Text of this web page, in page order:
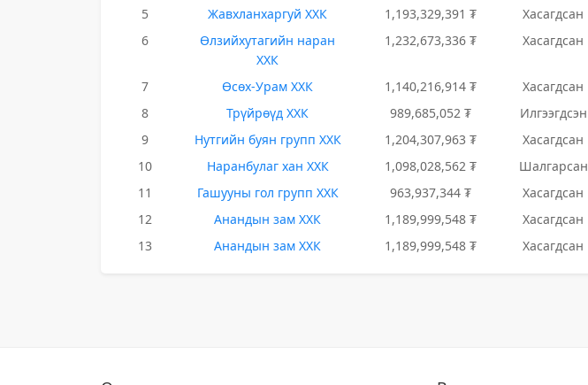
5
Жавхланхаргуй ХХК 1,193,329,391 ₮
Хасагдсан
6
Өлзийхутагийн наран
ХХК
1,232,673,336 ₮ Хасагдсан
7 Өсөх-Урам ХХК 1,140,216,914 ₮
Хасагдсан
8
Трүйрөүд ХХК 989,685,052 ₮
Илгээгдсэн
9
Нутгийн буян групп ХХК 1,204,307,963 ₮
Хасагдсан
10
Наранбулаг хан ХХК 1,098,028,562 ₮
Шалгарсан
11
Гашууны гол групп ХХК 963,937,344 ₮
Хасагдсан
12
Анандын зам ХХК 1,189,999,548 ₮
Хасагдсан
13
Анандын зам ХХК 1,189,999,548 ₮ Хасагдсан